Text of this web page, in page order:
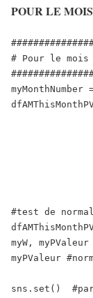
POUR LE
# Pour le mois
myMonthNumber
#test de
myW,
myPValeur
sns.set()